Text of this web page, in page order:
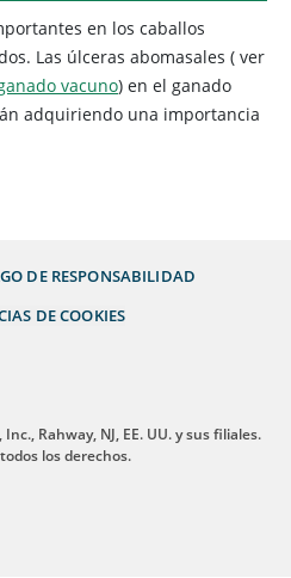
en los caballos
Las úlceras abomasales ( ver
vacuno) en el ganado
adquiriendo una importancia
DE RESPONSABILIDAD
DE COOKIES
Inc., Rahway, NJ, EE. UU. y sus filiales.
los derechos.